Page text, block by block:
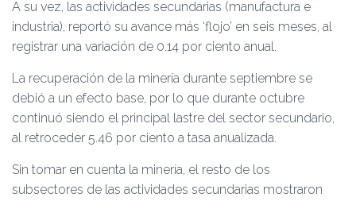
A su vez, las actividades secundarias (manufactura e
industria), reportó su avance más ‘flojo’ en seis meses, al
registrar una variación de 0.14 por ciento anual.
La recuperación de la minería durante septiembre se
debió a un efecto base, por lo que durante octubre
continuó siendo el principal lastre del sector secundario,
al retroceder 5.46 por ciento a tasa anualizada.
Sin tomar en cuenta la minería, el resto de los
subsectores de las actividades secundarias mostraron